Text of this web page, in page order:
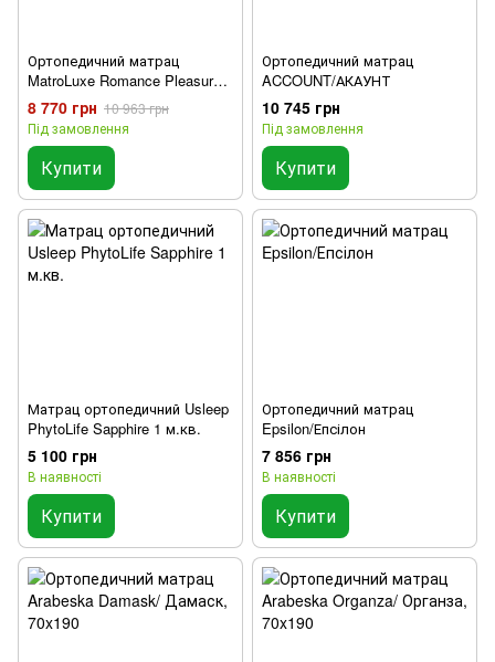
Ортопедичний матрац
MatroLuxe Romance Pleasure /
Плеже
8 770 грн 10 963 грн
Під замовлення
Купити
Ортопедичний матрац
ACCOUNT/АКАУНТ
10 745 грн
Під замовлення
Купити
Матрац ортопедичний Usleep
PhytoLife Sapphire 1 м.кв.
5 100 грн
В наявності
Купити
Ортопедичний матрац
Epsilon/Епсілон
7 856 грн
В наявності
Купити